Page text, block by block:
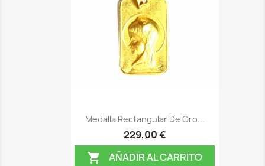
Medalla Rectangular De Oro...
229,00 €
 AÑADIR AL CARRITO